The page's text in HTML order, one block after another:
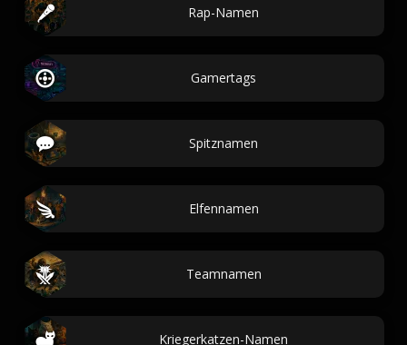
Rap-Namen
Gamertags
Spitznamen
Elfennamen
Teamnamen
Kriegerkatzen-Namen